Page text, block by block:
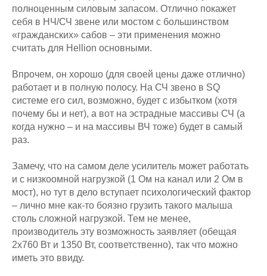
полноценным силовым запасом. Отлично покажет
себя в НЧ/СЧ звене или мостом с большинством
«гражданских» сабов – эти применения можно
считать для Hellion основными.
Впрочем, он хорошо (для своей цены даже отлично)
работает и в полную полосу. На СЧ звено в SQ
системе его сил, возможно, будет с избытком (хотя
почему бы и нет), а вот на эстрадные массивы СЧ (а
когда нужно – и на массивы ВЧ тоже) будет в самый
раз.
Замечу, что на самом деле усилитель может работать
и с низкоомной нагрузкой (1 Ом на канал или 2 Ом в
мост), но тут в дело вступает психологический фактор
– лично мне как-то боязно грузить такого малыша
столь сложной нагрузкой. Тем не менее,
производитель эту возможность заявляет (обещая
2х760 Вт и 1350 Вт, соответственно), так что можно
иметь это ввиду.